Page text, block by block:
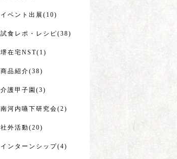
イベント出展(10)
試食レポ・レシピ(38)
堺在宅NST(1)
商品紹介(38)
介護甲子園(3)
南河内嚥下研究会(2)
社外活動(20)
インターンシップ(4)